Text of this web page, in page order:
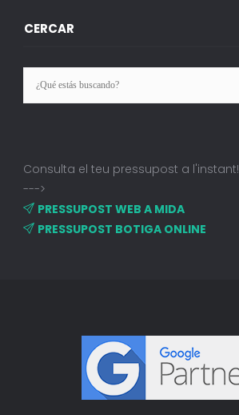
CERCAR
Consulta el teu pressupost a l'instant!
--->
PRESSUPOST WEB A MIDA
PRESSUPOST BOTIGA ONLINE